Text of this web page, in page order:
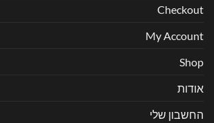
Checkout
My Account
Shop
אודות
החשבון שלי